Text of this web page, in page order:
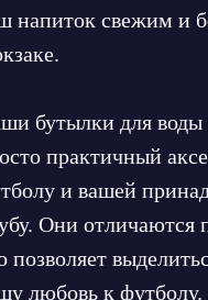
напиток свежим и
бутылки для воды
практичный
и вашей
Они отличаются
позволяет
любовь к футболу.